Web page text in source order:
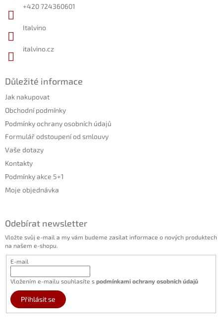
+420 724360601
Italvino
italvino.cz
Důležité informace
Jak nakupovat
Obchodní podmínky
Podmínky ochrany osobních údajů
Formulář odstoupení od smlouvy
Vaše dotazy
Kontakty
Podmínky akce 5+1
Moje objednávka
Odebírat newsletter
Vložte svůj e-mail a my vám budeme zasílat informace o nových produktech
na našem e-shopu.
E-mail
Vložením e-mailu souhlasíte s podmínkami ochrany osobních údajů
Přihlásit se